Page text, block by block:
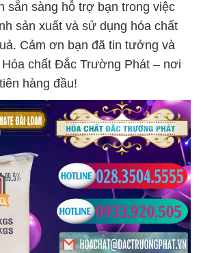
sẵn sàng hỗ trợ bạn trong việc
sản xuất và sử dụng hóa chất
Cảm ơn bạn đã tin tưởng và
chất Đắc Trường Phát – nơi
hàng đầu!